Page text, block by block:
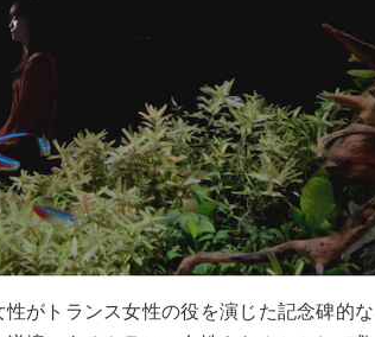
がトランス女性の役を演じた記念碑的な